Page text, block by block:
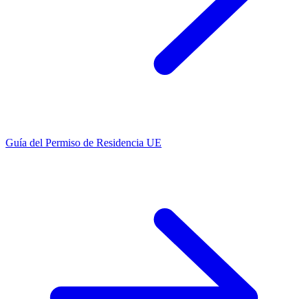
Guía del Permiso de Residencia UE